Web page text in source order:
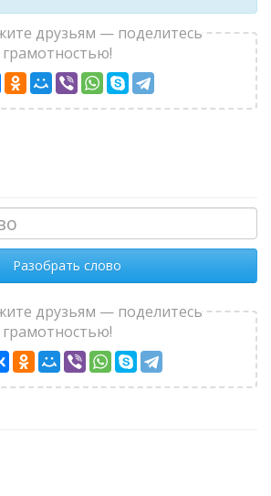
друзьям — поделитесь
грамотностью!
Разобрать слово
друзьям — поделитесь
грамотностью!